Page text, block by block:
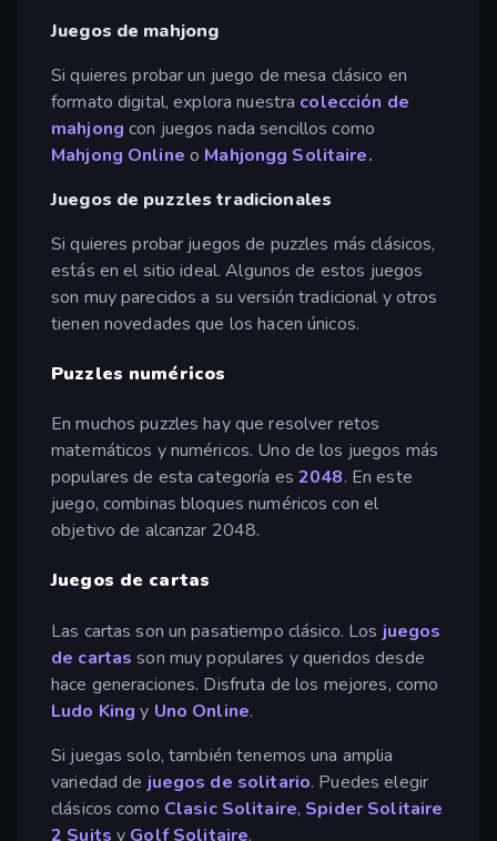
Juegos de mahjong
Si quieres probar un juego de mesa clásico en
formato digital, explora nuestra colección de
mahjong con juegos nada sencillos como
Mahjong Online o Mahjongg Solitaire.
Juegos de puzzles tradicionales
Si quieres probar juegos de puzzles más clásicos,
estás en el sitio ideal. Algunos de estos juegos
son muy parecidos a su versión tradicional y otros
tienen novedades que los hacen únicos.
Puzzles numéricos
En muchos puzzles hay que resolver retos
matemáticos y numéricos. Uno de los juegos más
populares de esta categoría es2048. En este
juego, combinas bloques numéricos con el
objetivo de alcanzar 2048.
Juegos de cartas
Las cartas son un pasatiempo clásico. Los juegos
de cartas son muy populares y queridos desde
hace generaciones. Disfruta de los mejores, como
Ludo King y Uno Online.
Si juegas solo, también tenemos una amplia
variedad de juegos de solitario. Puedes elegir
clásicos como Clasic Solitaire, Spider Solitaire
2 Suits y Golf Solitaire.